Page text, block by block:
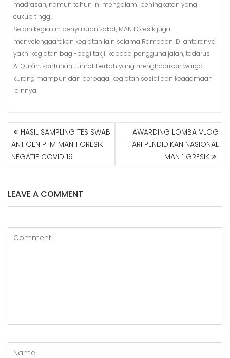
madrasah, namun tahun ini mengalami peningkatan yang
cukup tinggi.
Selain kegiatan penyaluran zakat, MAN 1 Gresik juga
menyelenggarakan kegiatan lain selama Ramadan. Di antaranya
yakni kegiatan bagi-bagi takjil kepada pengguna jalan, tadarus
Al Qurán, santunan Jumat berkah yang menghadrikan warga
kurang mampun dan berbagai kegiatan sosial dan keagamaan
lainnya.
N
A
V
A
S
P
O
HASIL SAMPLING TES SWAB
ANTIGEN PTM MAN 1 GRESIK
NEGATIF COVID 19
AWARDING LOMBA VLOG
HARI PENDIDIKAN NASIONAL
MAN 1 GRESIK
LEAVE A COMMENT